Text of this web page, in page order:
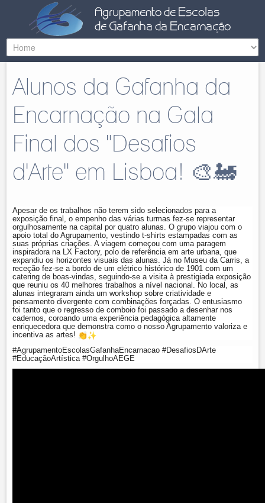
Alunos da Gafanha da
Encarnação na Gala
Final dos "Desafios
d'Arte" em Lisboa! 🎨🚂
Apesar de os trabalhos não terem sido selecionados para a
exposição final, o empenho das várias turmas fez-se representar
orgulhosamente na capital por quatro alunas. O grupo viajou com o
apoio total do Agrupamento, vestindo t-shirts estampadas com as
suas próprias criações. A viagem começou com uma paragem
inspiradora na LX Factory, polo de referência em arte urbana, que
expandiu os horizontes visuais das alunas. Já no Museu da Carris, a
receção fez-se a bordo de um elétrico histórico de 1901 com um
catering de boas-vindas, seguindo-se a visita à prestigiada exposição
que reuniu os 40 melhores trabalhos a nível nacional. No local, as
alunas integraram ainda um workshop sobre criatividade e
pensamento divergente com combinações forçadas. O entusiasmo
foi tanto que o regresso de comboio foi passado a desenhar nos
cadernos, coroando uma experiência pedagógica altamente
enriquecedora que demonstra como o nosso Agrupamento valoriza e
incentiva as artes!
#AgrupamentoEscolasGafanhaEncarnacao #DesafiosDArte
#EducaçãoArtística #OrgulhoAEGE